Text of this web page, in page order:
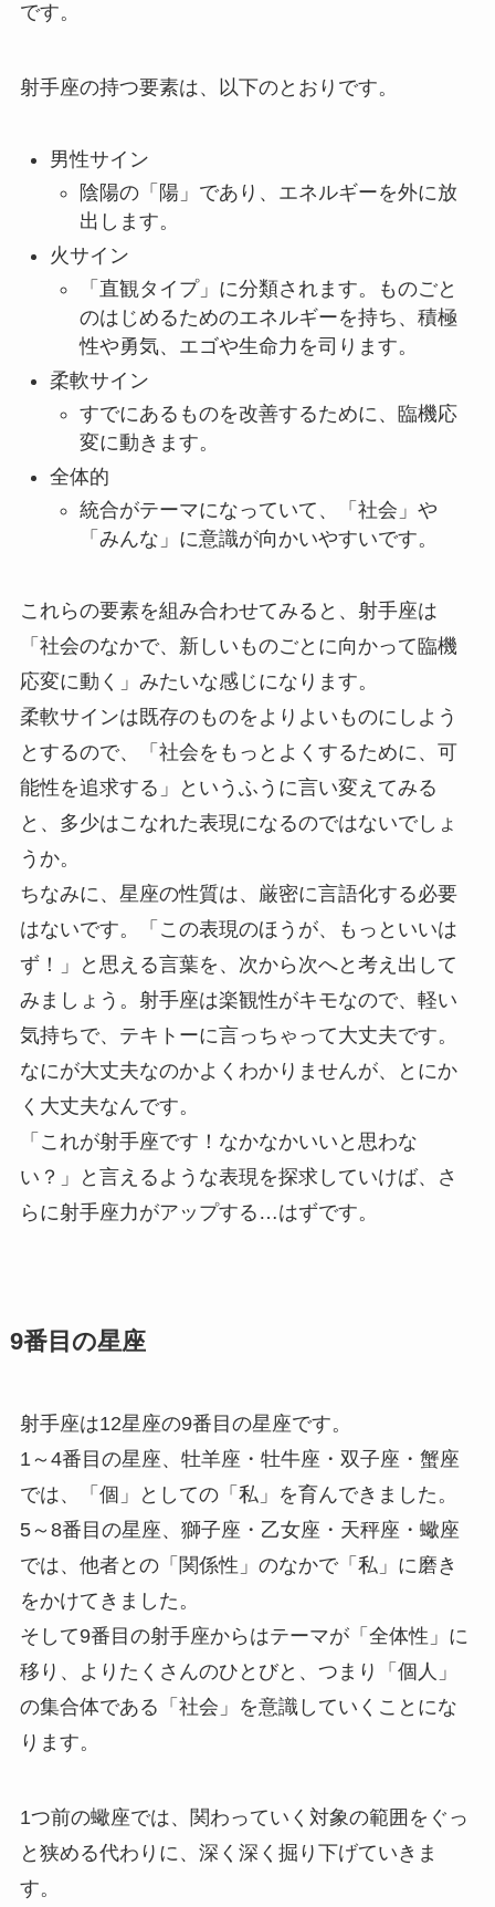
です。
射手座の持つ要素は、以下のとおりです。
男性サイン
陰陽の「陽」であり、エネルギーを外に放
出します。
火サイン
「直観タイプ」に分類されます。ものごと
のはじめるためのエネルギーを持ち、積極
性や勇気、エゴや生命力を司ります。
柔軟サイン
すでにあるものを改善するために、臨機応
変に動きます。
全体的
統合がテーマになっていて、「社会」や
「みんな」に意識が向かいやすいです。
これらの要素を組み合わせてみると、射手座は
「社会のなかで、新しいものごとに向かって臨機
応変に動く」みたいな感じになります。
柔軟サインは既存のものをよりよいものにしよう
とするので、「社会をもっとよくするために、可
能性を追求する」というふうに言い変えてみる
と、多少はこなれた表現になるのではないでしょ
うか。
ちなみに、星座の性質は、厳密に言語化する必要
はないです。「この表現のほうが、もっといいは
ず！」と思える言葉を、次から次へと考え出して
みましょう。射手座は楽観性がキモなので、軽い
気持ちで、テキトーに言っちゃって大丈夫です。
なにが大丈夫なのかよくわかりませんが、とにか
く大丈夫なんです。
「これが射手座です！なかなかいいと思わな
い？」と言えるような表現を探求していけば、さ
らに射手座力がアップする…はずです。
9番目の星座
射手座は12星座の9番目の星座です。
1～4番目の星座、牡羊座・牡牛座・双子座・蟹座
では、「個」としての「私」を育んできました。
5～8番目の星座、獅子座・乙女座・天秤座・蠍座
では、他者との「関係性」のなかで「私」に磨き
をかけてきました。
そして9番目の射手座からはテーマが「全体性」に
移り、よりたくさんのひとびと、つまり「個人」
の集合体である「社会」を意識していくことにな
ります。
1つ前の蠍座では、関わっていく対象の範囲をぐっ
と狭める代わりに、深く深く掘り下げていきま
す。